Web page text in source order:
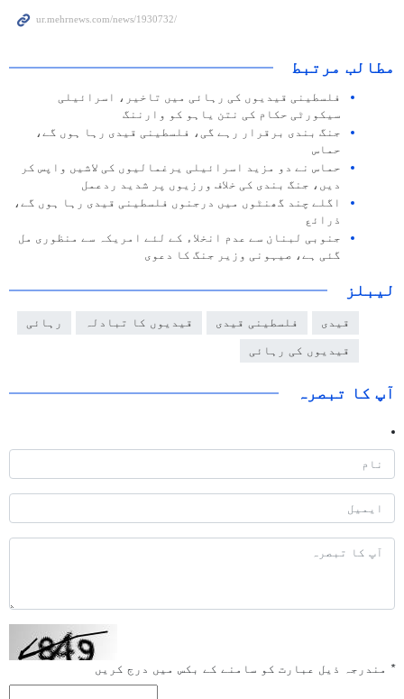
مطالب مرتبط
فلسطینی قیدیوں کی رہائی میں تاخیر، اسرائیلی
سیکورٹی حکام کی نتن یاہو کو وارننگ
جنگ بندی برقرار رہے گی، فلسطینی قیدی رہا ہوں گے،
حماس
حماس نے دو مزید اسرائیلی یرغمالیوں کی لاشیں واپس کر
دیں، جنگ بندی کی خلاف ورزیوں پر شدید ردعمل
اگلے چند گھنٹوں میں درجنوں فلسطینی قیدی رہا ہوں گے،
ذرائع
جنوبی لبنان سے عدم انخلاء کے لئے امریکہ سے منظوری مل
گئی ہے، صیہونی وزیر جنگ کا دعوی
لیبلز
قیدی فلسطینی قیدی قیدیوں کا تبادلہ رہائی
قیدیوں کی رہائی
آپ کا تبصرہ
* مندرجہ ذیل عبارت کو سامنے کے بکس میں درج کریں